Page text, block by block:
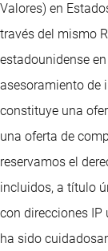
Valores) en
través del mismo
estadounidense
asesoramiento de
constituye una
una oferta de
reservamos el
incluidos, a título
con direcciones IP
ha sido